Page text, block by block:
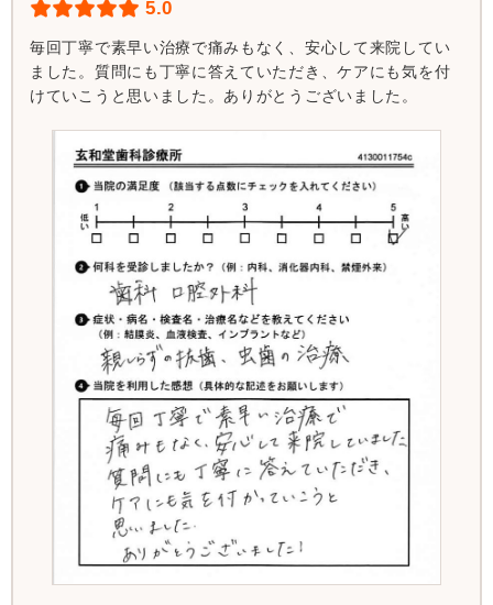
5.0
毎回丁寧で素早い治療で痛みもなく、安心して来院してい
ました。質問にも丁寧に答えていただき、ケアにも気を付
けていこうと思いました。ありがとうございました。